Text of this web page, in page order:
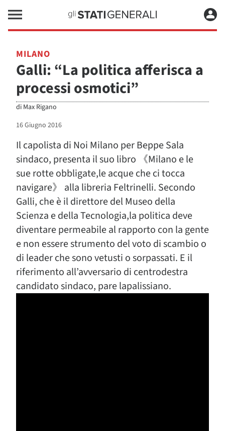
MILANO
Galli: “La politica afferisca a
processi osmotici”
di Max Rigano
16 Giugno 2016
Il capolista di Noi Milano per Beppe Sala
sindaco, presenta il suo libro 《Milano e le
sue rotte obbligate,le acque che ci tocca
navigare》 alla libreria Feltrinelli. Secondo
Galli, che è il direttore del Museo della
Scienza e della Tecnologia,la politica deve
diventare permeabile al rapporto con la gente
e non essere strumento del voto di scambio o
di leader che sono vetusti o sorpassati. E il
riferimento all’avversario di centrodestra
candidato sindaco, pare lapalissiano.